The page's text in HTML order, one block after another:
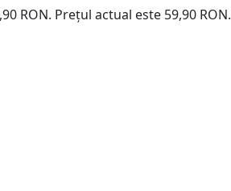
RON. Prețul actual este 59,90 RON.